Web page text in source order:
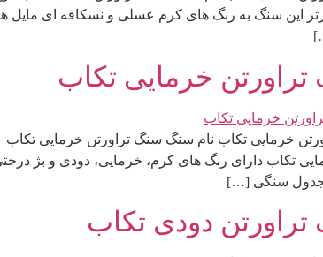
این سنگ به رنگ های کرم عسلی و نسکافه ای
خرمایی تکاب
خرمایی تکاب نام سنگ سنگ تراورتن خرمایی
تکاب دارای رنگ های کرم، خرمایی، دودی و بژ
جدول سنگی […]
دودی تکاب